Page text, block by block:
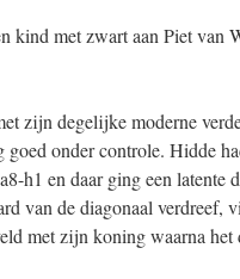
kind met zwart aan Piet van
zijn degelijke moderne
onder controle. Hidde
h1 en daar ging een
van de diagonaal verdreef,
met zijn koning waarna het